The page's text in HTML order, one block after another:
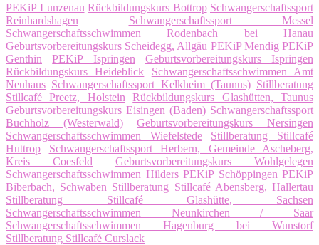
PEKiP Lunzenau Rückbildungskurs Bottrop Schwangerschaftssport
Reinhardshagen
Schwangerschaftssport Messel
Schwangerschaftsschwimmen Rodenbach bei Hanau
Geburtsvorbereitungskurs Scheidegg, Allgäu PEKiP Mendig PEKiP
Genthin
PEKiP Ispringen
Geburtsvorbereitungskurs Ispringen
Rückbildungskurs Heideblick
Schwangerschaftsschwimmen Amt
Neuhaus Schwangerschaftssport Kelkheim (Taunus) Stillberatung
Stillcafé Preetz, Holstein
Rückbildungskurs Glashütten, Taunus
Geburtsvorbereitungskurs Eisingen (Baden) Schwangerschaftssport
Buchholz (Westerwald)
Geburtsvorbereitungskurs Nersingen
Schwangerschaftsschwimmen Wiefelstede
Stillberatung Stillcafé
Huttrop
Schwangerschaftssport Herbern, Gemeinde Ascheberg,
Kreis Coesfeld
Geburtsvorbereitungskurs Wohlgelegen
Schwangerschaftsschwimmen Hilders PEKiP Schöppingen PEKiP
Biberbach, Schwaben Stillberatung Stillcafé Abensberg, Hallertau
Stillberatung Stillcafé Glashütte, Sachsen
Schwangerschaftsschwimmen Neunkirchen / Saar
Schwangerschaftsschwimmen Hagenburg bei Wunstorf
Stillberatung Stillcafé Curslack